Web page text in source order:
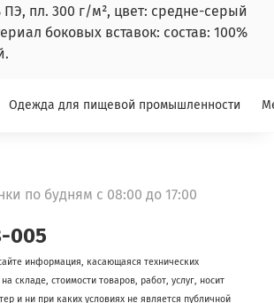
ПЭ, пл. 300 г/м², цвет: средне-серый
боковых вставок: состав: 100%
Одежда для пищевой промышленности
по будням с 08:00 до 17:00
005
информация, касающаяся технических
складе, стоимости товаров, работ, услуг, носит
и ни при каких условиях не является публичной